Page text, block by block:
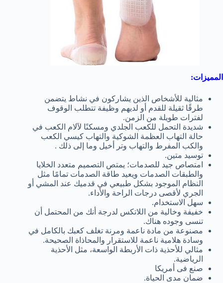
المميزات:
مثالية للأشخاص الذين يشاركون في نشاط يتضمن
طرقًا ثقيلة للقدم أو لديهم وظيفة تتطلب الوقوف
لفترات طويلة من الزمن.
شديدة التحمل للكعب الجلدي ومسكنًا لآلام الكعب في
حالة التهاب العظمة الشوكية والتهاب كيسي الكعب
والكب المفرط والتهاب وتر أخيل وما إلى ذلك .
توسيد متين.
امتصاص جيد للصدمات؛ يمتص التصميم متعدد الخلايا
والطبقات الصدمات ويعيد طاقة الصدمات تمامًا مثل
النظام الموجود بشكل طبيعي في قدميك عند المشي أو
الجري لأقصى درجات الراحة والأداء.
سهل الاستخدام.
خفيفة وخالية من اللاتكس لدرجة أنك من المحتمل أن
تنسى وجوده هناك.
مصنوعة من مادة ناعمة ومرنة تغلف كعبك بالكامل في
وسادة هلامية ناعمة للاستقرار والمحاذاة الصحيحة.
مثالي للأحذية ذات الأربطة الواسعة، مثل الأحذية
الرياضية.
صنع فى أمريكا
ضمان مدى الحياة.